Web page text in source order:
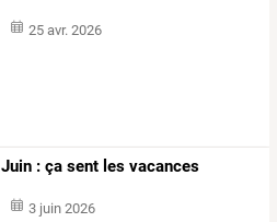
25 avr. 2026
Juin : ça sent les vacances
3 juin 2026